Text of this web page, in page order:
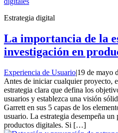
Estrategia digital
La importancia de la
investigación en
Experiencia de Usuario|19 de mayo
Antes de iniciar cualquier proyecto,
estrategia clara que defina los
usuarios y establezca una visión
Garrett en sus 5 capas de los
usuario. La estrategia desempeña
productos digitales. Si […]